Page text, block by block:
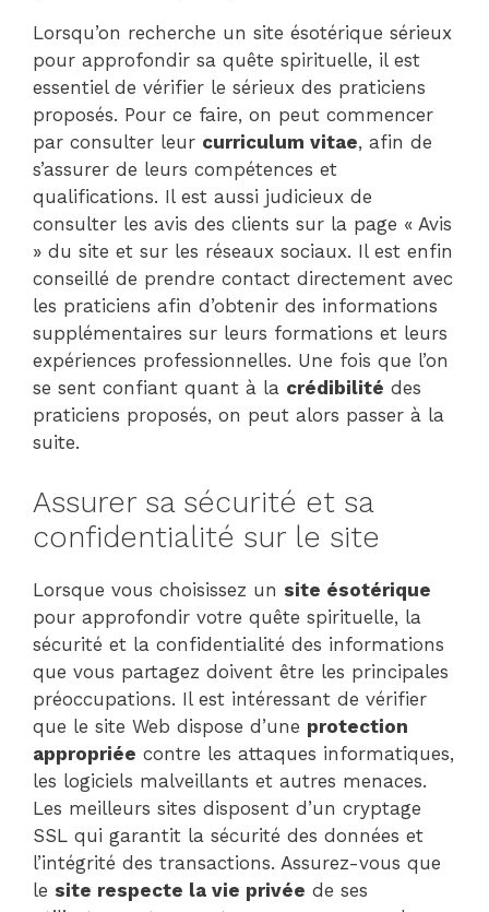
Lorsqu’on recherche un site ésotérique sérieux
pour approfondir sa quête spirituelle, il est
essentiel de vérifier le sérieux des praticiens
proposés. Pour ce faire, on peut commencer
par consulter leur curriculum vitae, afin de
s’assurer de leurs compétences et
qualifications. Il est aussi judicieux de
consulter les avis des clients sur la page « Avis
» du site et sur les réseaux sociaux. Il est enfin
conseillé de prendre contact directement avec
les praticiens afin d’obtenir des informations
supplémentaires sur leurs formations et leurs
expériences professionnelles. Une fois que l’on
se sent confiant quant à la crédibilité des
praticiens proposés, on peut alors passer à la
suite.
Assurer sa sécurité et sa
confidentialité sur le site
Lorsque vous choisissez un site ésotérique
pour approfondir votre quête spirituelle, la
sécurité et la confidentialité des informations
que vous partagez doivent être les principales
préoccupations. Il est intéressant de vérifier
que le site Web dispose d’une protection
appropriée contre les attaques informatiques,
les logiciels malveillants et autres menaces.
Les meilleurs sites disposent d’un cryptage
SSL qui garantit la sécurité des données et
l’intégrité des transactions. Assurez-vous que
le site respecte la vie privée de ses